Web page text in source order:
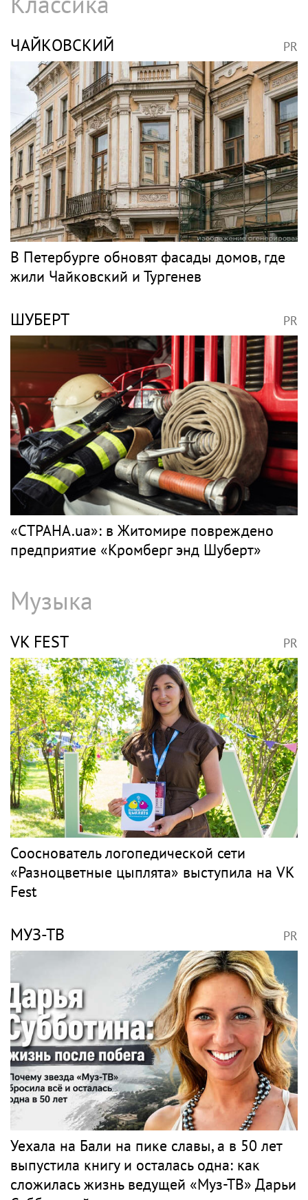
ЧАЙКОВСКИЙ PR
В Петербурге обновят фасады домов, где
жили Чайковский и Тургенев
ШУБЕРТ PR
«СТРАНА.ua»: в Житомире повреждено
предприятие «Кромберг энд Шуберт»
Музыка
VK FEST PR
Сооснователь логопедической сети
«Разноцветные цыплята» выступила на VK
Fest
МУЗ-ТВ PR
Уехала на Бали на пике славы, а в 50 лет
выпустила книгу и осталась одна: как
сложилась жизнь ведущей «Муз-ТВ» Дарьи